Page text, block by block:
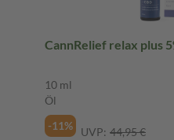
CannRelief relax plus
10 ml
Öl
-11%
UVP: 44,95 €